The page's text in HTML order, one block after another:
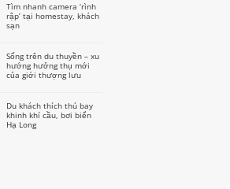
Tìm nhanh camera ‘rình
rập’ tại homestay, khách
sạn
Sống trên du thuyền – xu
hướng hưởng thụ mới
của giới thượng lưu
Du khách thích thú bay
khinh khí cầu, bơi biển
Hạ Long